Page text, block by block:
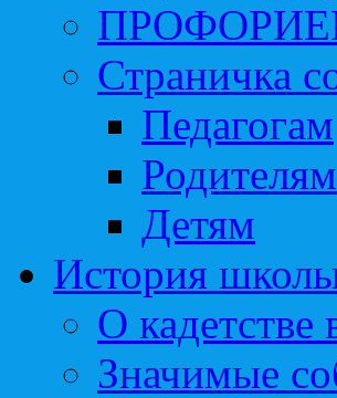
Страничка
Педагогам
Родителям
Детям
История
О
Значимые